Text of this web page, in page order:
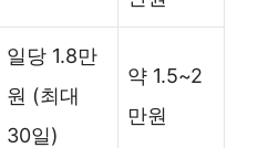
일당 1.8만
원 (최대
30일)
약 1.5~2
만원